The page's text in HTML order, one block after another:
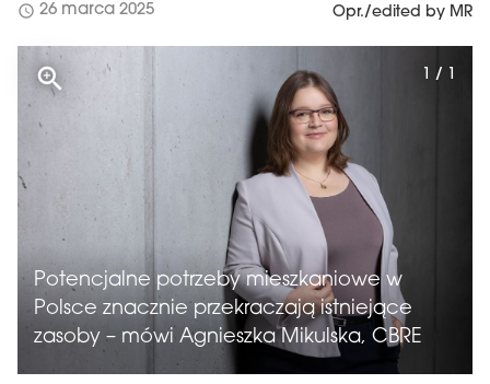
schedule 26 marca 2025 Opr./edited by MR
Potencjalne potrzeby mieszkaniowe w
Polsce znacznie przekraczają istniejące
zasoby – mówi Agnieszka Mikulska, CBRE
1 / 1